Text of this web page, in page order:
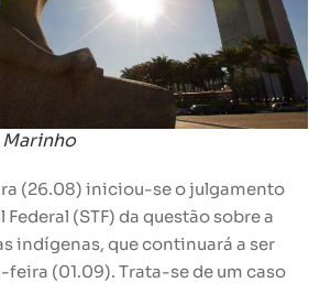
(26.08) iniciou-se o julgamento
(STF) da questão sobre a
indígenas, que continuará a ser
(01.09). Trata-se de um caso